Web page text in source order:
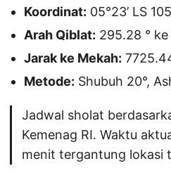
Koordinat: 05°23’ LS
Arah Qiblat: 295.28 °
Jarak ke Mekah:
Metode: Shubuh 20°,
Jadwal sholat
Kemenag RI. Waktu
menit tergantung lokasi